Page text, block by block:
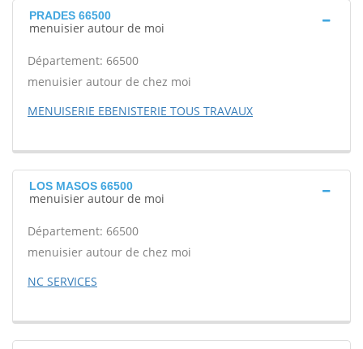
PRADES 66500
menuisier autour de moi
Département: 66500
menuisier autour de chez moi
MENUISERIE EBENISTERIE TOUS TRAVAUX
LOS MASOS 66500
menuisier autour de moi
Département: 66500
menuisier autour de chez moi
NC SERVICES